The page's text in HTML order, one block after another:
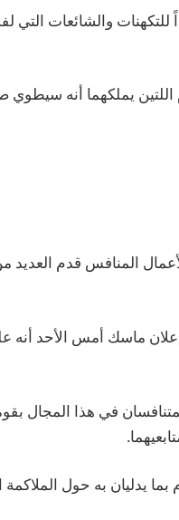
والشائعات التي
يملكهما أنه سيطوي
المنافس قدم العديد
ماسك أمس الأحد أنه
في هذا المجال
بما يدليان به حول